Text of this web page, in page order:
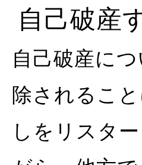
自己破産
自己破産に
除されるこ
しをリスタ